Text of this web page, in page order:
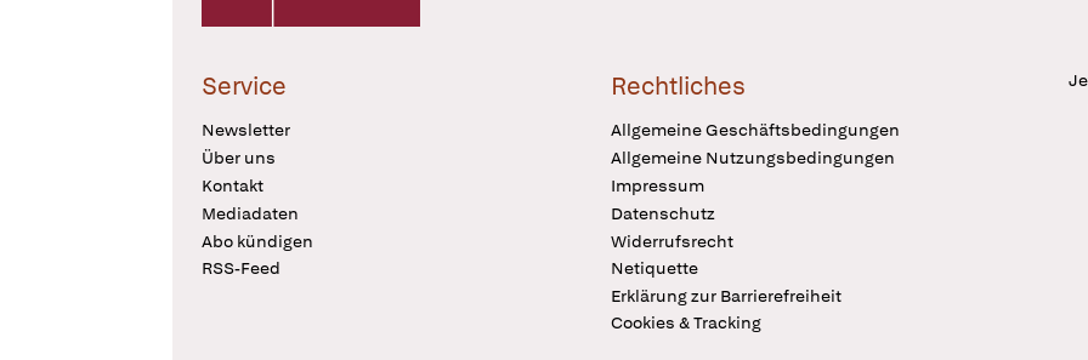
Service
Newsletter
Über uns
Kontakt
Mediadaten
Abo kündigen
RSS-Feed
Rechtliches
Allgemeine Geschäftsbedingungen
Allgemeine Nutzungsbedingungen
Impressum
Datenschutz
Widerrufsrecht
Netiquette
Erklärung zur Barrierefreiheit
Cookies & Tracking